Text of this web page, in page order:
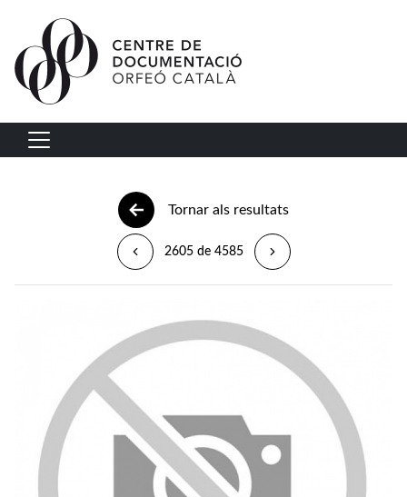
Vés al contingut
Navegació principal
Tornar als resultats
2605 de 4585